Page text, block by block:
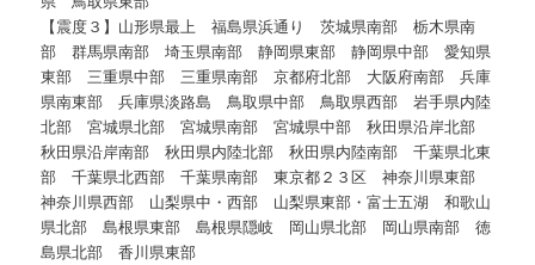
【震度３】山形県最上 福島県浜通り 茨城県南部 栃木県南
部 群馬県南部 埼玉県南部 静岡県東部 静岡県中部 愛知県
東部 三重県中部 三重県南部 京都府北部 大阪府南部 兵庫
県南東部 兵庫県淡路島 鳥取県中部 鳥取県西部 岩手県内陸
北部 宮城県北部 宮城県南部 宮城県中部 秋田県沿岸北部
秋田県沿岸南部 秋田県内陸北部 秋田県内陸南部 千葉県北東
部 千葉県北西部 千葉県南部 東京都２３区 神奈川県東部
神奈川県西部 山梨県中・西部 山梨県東部・富士五湖 和歌山
県北部 島根県東部 島根県隠岐 岡山県北部 岡山県南部 徳
島県北部 香川県東部